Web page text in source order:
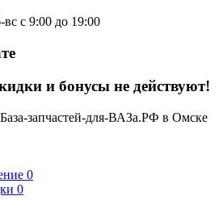
с 9:00 до 19:00
и бонусы не действуют!
запчастей-для-ВАЗа.РФ в Омске
0
0